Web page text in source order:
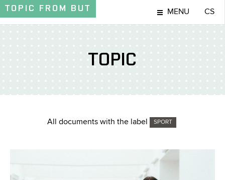
TOPIC FROM BUT MENU CS
TOPIC
All documents with the label SPORT